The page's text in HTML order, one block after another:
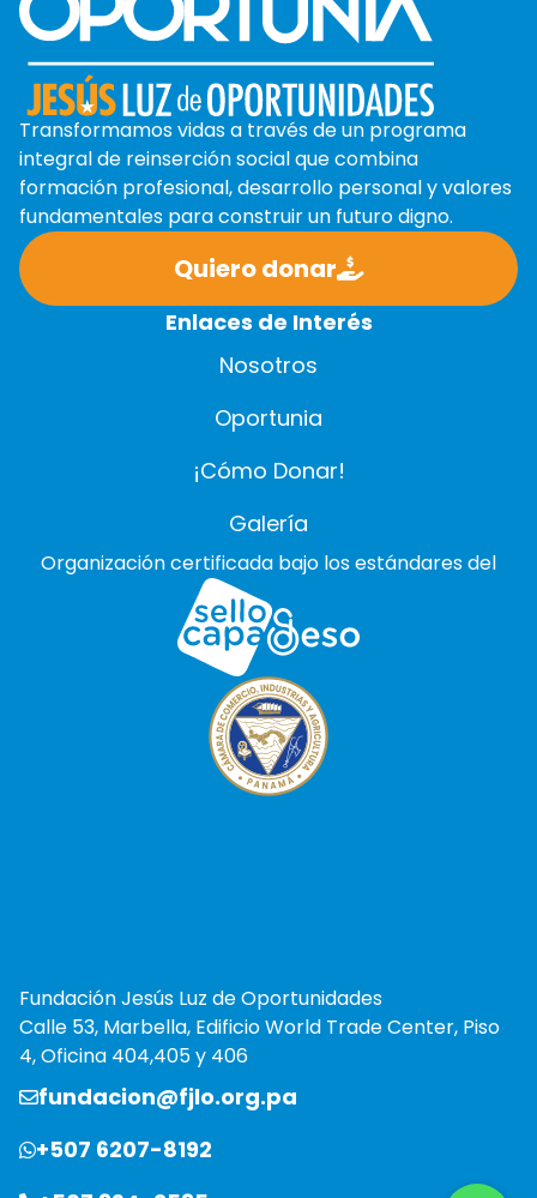
Transformamos vidas a través de un programa
integral de reinserción social que combina
formación profesional, desarrollo personal y valores
fundamentales para construir un futuro digno.
Quiero donar
Enlaces de Interés
Nosotros
Oportunia
¡Cómo Donar!
Galería
Organización certificada bajo los estándares del
Fundación Jesús Luz de Oportunidades
Calle 53, Marbella, Edificio World Trade Center, Piso
4, Oficina 404,405 y 406
fundacion@fjlo.org.pa
+507 6207-8192